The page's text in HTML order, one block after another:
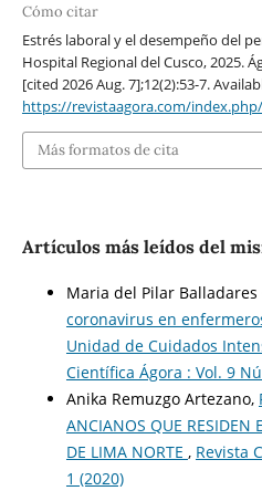
Cómo citar
Estrés laboral y el desempeño del
Hospital Regional del Cusco, 2025.
[cited 2026 Aug. 7];12(2):53-7.
https://revistaagora.com/
Más formatos de cita
Artículos más leídos del
Maria del Pilar Balladares
coronavirus en
Unidad de Cuidados
Científica Ágora : Vol. 9
Anika Remuzgo Artezano,
ANCIANOS QUE RESIDEN
DE LIMA NORTE , Revista
1 (2020)